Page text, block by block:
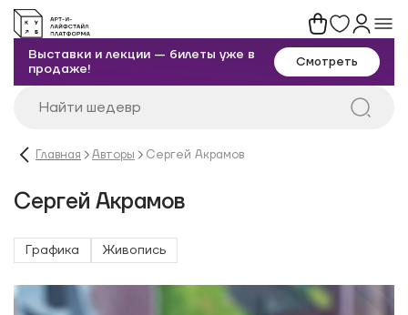
Выставки и лекции — билеты уже в
продаже!
Смотреть
Главная Авторы Сергей Акрамов
Сергей Акрамов
Графика Живопись